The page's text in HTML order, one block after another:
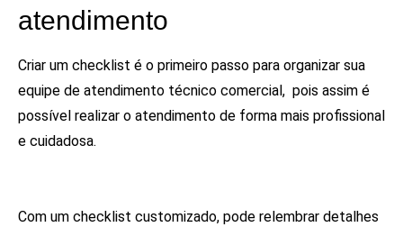
atendimento
Criar um checklist é o primeiro passo para organizar sua
equipe de atendimento técnico comercial, pois assim é
possível realizar o atendimento de forma mais profissional
e cuidadosa.
Com um checklist customizado, pode relembrar detalhes